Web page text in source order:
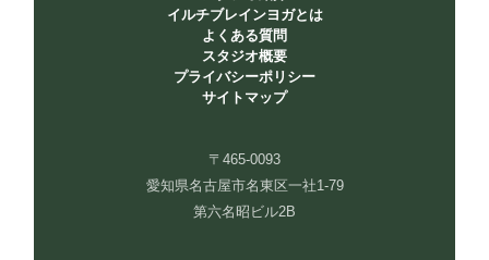
イルチブレインヨガとは
よくある質問
スタジオ概要
プライバシーポリシー
サイトマップ
〒465-0093
愛知県名古屋市名東区一社1-79
第六名昭ビル2B